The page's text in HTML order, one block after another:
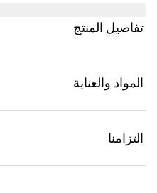
بأربطة. يكتمل التصميم
غوتشي باللونين الأخضر
تفاصيل المنتج
المواد والعناية
التزامنا